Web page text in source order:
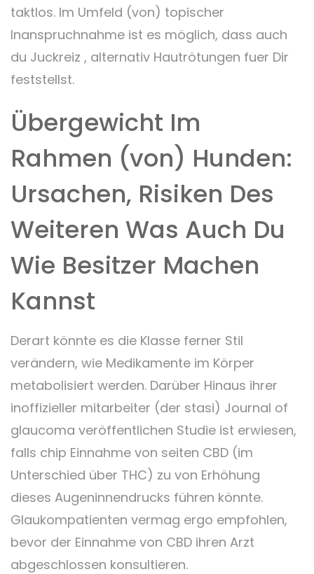
taktlos. Im Umfeld (von) topischer
Inanspruchnahme ist es möglich, dass auch
du Juckreiz , alternativ Hautrötungen fuer Dir
feststellst.
Übergewicht Im
Rahmen (von) Hunden:
Ursachen, Risiken Des
Weiteren Was Auch Du
Wie Besitzer Machen
Kannst
Derart könnte es die Klasse ferner Stil
verändern, wie Medikamente im Körper
metabolisiert werden. Darüber Hinaus ihrer
inoffizieller mitarbeiter (der stasi) Journal of
glaucoma veröffentlichen Studie ist erwiesen,
falls chip Einnahme von seiten CBD (im
Unterschied über THC) zu von Erhöhung
dieses Augeninnendrucks führen könnte.
Glaukompatienten vermag ergo empfohlen,
bevor der Einnahme von CBD ihren Arzt
abgeschlossen konsultieren.